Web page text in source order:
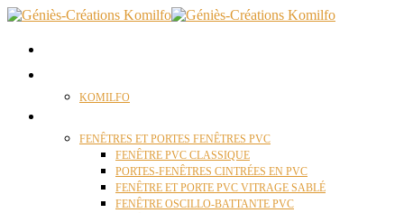
KOMILFO
FENÊTRES ET PORTES FENÊTRES PVC
FENÊTRE PVC CLASSIQUE
PORTES-FENÊTRES CINTRÉES EN PVC
FENÊTRE ET PORTE PVC VITRAGE SABLÉ
FENÊTRE OSCILLO-BATTANTE PVC